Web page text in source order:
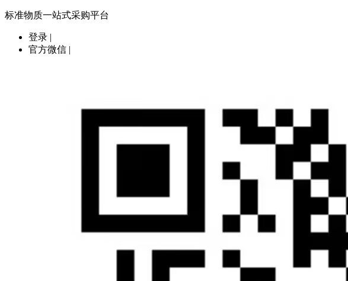
标准物质一站式采购平台
登录 |
官方微信 |